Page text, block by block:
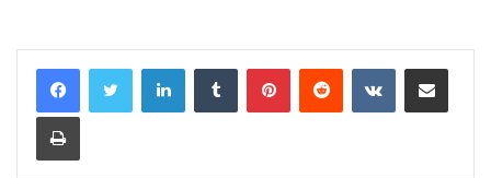
LinkedinTumblr PinterestReddit VK Compartilhar via e-mail
Imprimir